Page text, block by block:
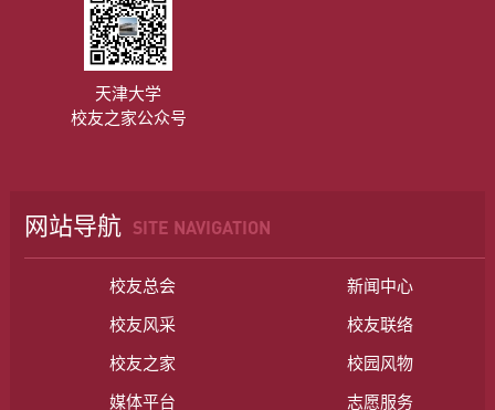
天津大学
校友之家公众号
网站导航 SITE NAVIGATION
校友总会 新闻中心
校友风采 校友联络
校友之家 校园风物
媒体平台 志愿服务